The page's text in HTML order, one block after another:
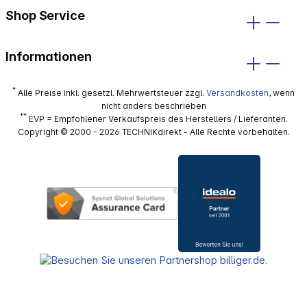
Shop Service
Informationen
* Alle Preise inkl. gesetzl. Mehrwertsteuer zzgl. Versandkosten, wenn
nicht anders beschrieben
** EVP = Empfohlener Verkaufspreis des Herstellers / Lieferanten.
Copyright © 2000 - 2026 TECHNIKdirekt - Alle Rechte vorbehalten.